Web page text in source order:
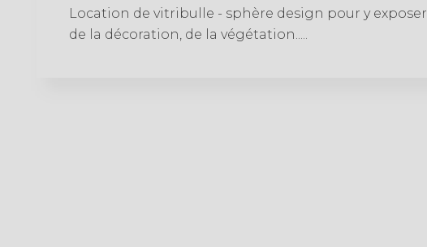
Location de vitribulle - sphère design pour y exposer
de la décoration, de la végétation.....